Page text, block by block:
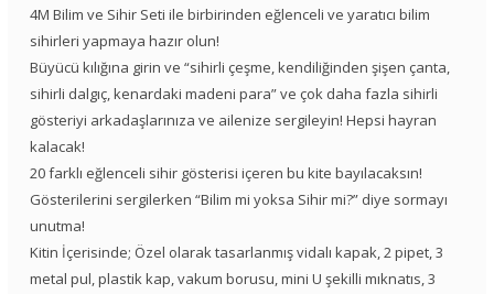
4M Bilim ve Sihir Seti ile birbirinden eğlenceli ve yaratıcı bilim
sihirleri yapmaya hazır olun!
Büyücü kılığına girin ve “sihirli çeşme, kendiliğinden şişen çanta,
sihirli dalgıç, kenardaki madeni para” ve çok daha fazla sihirli
gösteriyi arkadaşlarınıza ve ailenize sergileyin! Hepsi hayran
kalacak!
20 farklı eğlenceli sihir gösterisi içeren bu kite bayılacaksın!
Gösterilerini sergilerken “Bilim mi yoksa Sihir mi?” diye sormayı
unutma!
Kitin İçerisinde; Özel olarak tasarlanmış vidalı kapak, 2 pipet, 3
metal pul, plastik kap, vakum borusu, mini U şekilli mıknatıs, 3